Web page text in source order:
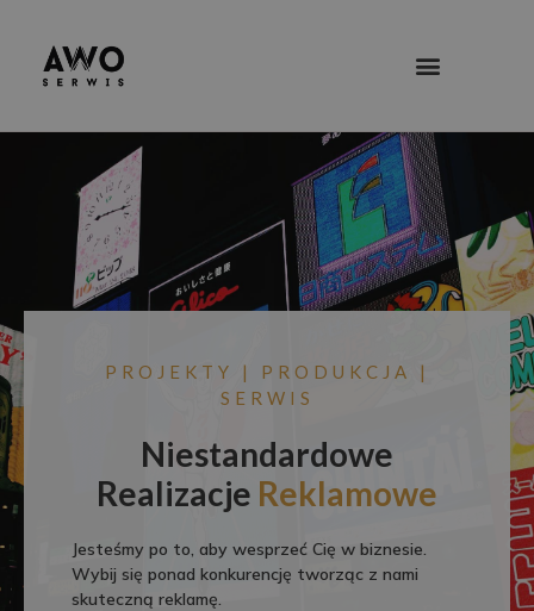
PROJEKTY | PRODUKCJA |
SERWIS
Niestandardowe
Realizacje Reklamowe
Jesteśmy po to, aby wesprzeć Cię w biznesie.
Wybij się ponad konkurencję tworząc z nami
skuteczną reklamę.